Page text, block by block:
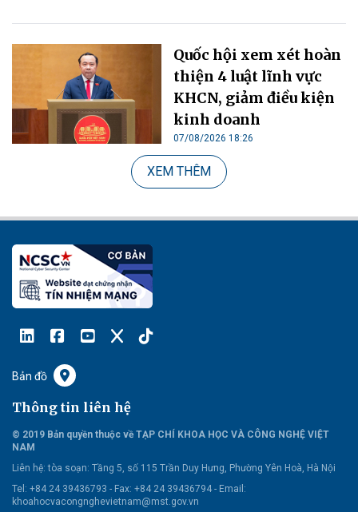
Quốc hội xem xét hoàn
thiện 4 luật lĩnh vực
KHCN, giảm điều kiện
kinh doanh
07/08/2026 18:26
XEM THÊM
Bản đồ
Thông tin liên hệ
© 2019 Bản quyền thuộc về TẠP CHÍ KHOA HỌC VÀ CÔNG NGHỆ VIỆT
NAM
Liên hệ: tòa soạn: Tầng 5, số 115 Trần Duy Hưng, Phường Yên Hoà, Hà Nội
Tel: +84 24 39436793 - Fax: +84 24 39436794 - Email:
khoahocvacongnghevietnam@mst.gov.vn